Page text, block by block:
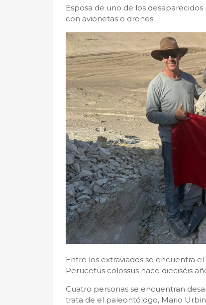
Esposa de uno de los
con avionetas o drones.
Entre los extraviados se encuentra
Perucetus colossus hace dieciséis
Cuatro personas se encuentran
trata de el paleontólogo, Mario